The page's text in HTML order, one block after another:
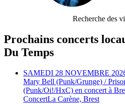
Recherche des
Prochains concerts
Du Temps
SAMEDI 28 NOVEMBRE
Mary Bell (Punk/Grunge) /
(Punk/Oi!/HxC) en concert à
ConcertLa Carène, Brest